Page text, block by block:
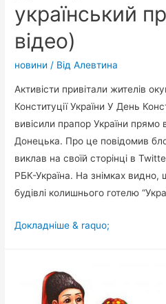
український
відео)
новини / ВідАлевтина
Активісти привітали жителів
Конституції України У День
вивісили прапор України прямо
Донецька. Про це повідомив
виклав на своїй сторінці в
РБК-Україна. На знімках
будівлі колишнього готелю
У
Донецька
вивісили
Докладніше & raquo;